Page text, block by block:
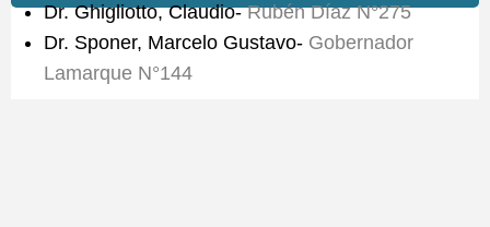
Dr. Ghigliotto, Claudio-Rubén Díaz N°275
Dr. Sponer, Marcelo Gustavo- Gobernador
Lamarque N°144